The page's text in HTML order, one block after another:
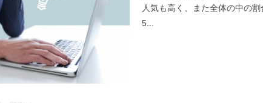
人気も高く、また全体の中の
5...